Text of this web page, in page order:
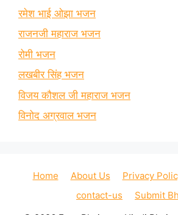
रमेश भाई ओझा भजन
राजनजी महाराज भजन
रोमी भजन
लखबीर सिंह भजन
विजय कौशल जी महाराज भजन
विनोद अग्रवाल भजन
Home About Us Privacy
contact-us
Submit